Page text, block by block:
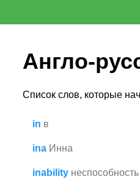
Англо-
Список слов, которые
in в
ina Инна
inability неспособность